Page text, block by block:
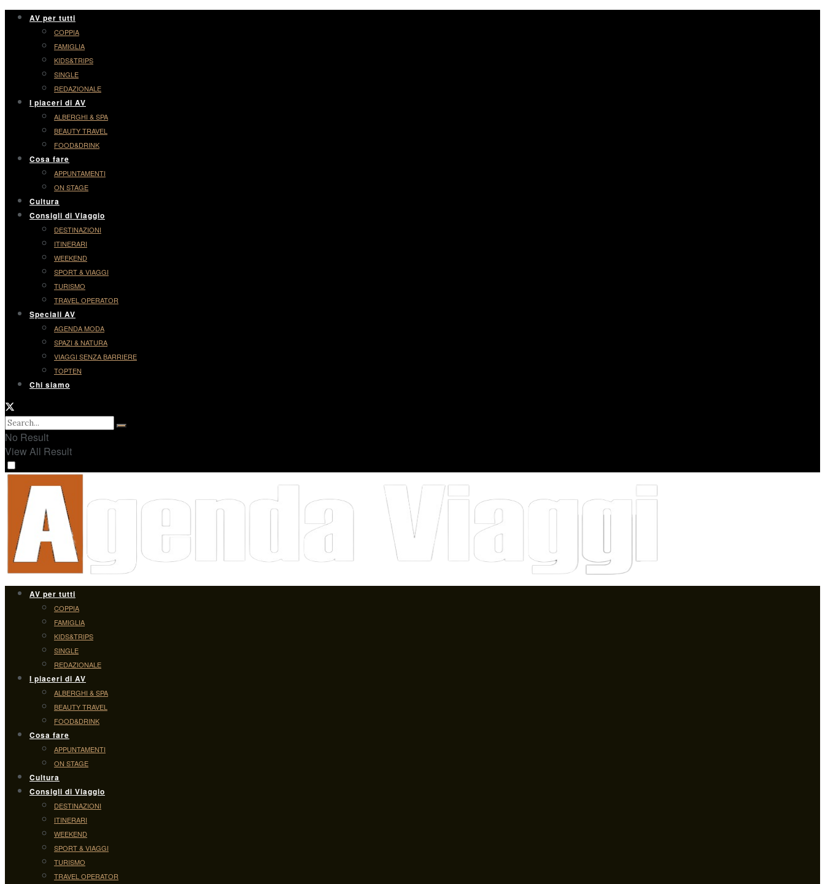
AV per tutti
COPPIA
FAMIGLIA
KIDS&TRIPS
SINGLE
REDAZIONALE
I piaceri di AV
ALBERGHI & SPA
BEAUTY TRAVEL
FOOD&DRINK
Cosa fare
APPUNTAMENTI
ON STAGE
Cultura
Consigli di Viaggio
DESTINAZIONI
ITINERARI
WEEKEND
SPORT & VIAGGI
TURISMO
TRAVEL OPERATOR
Speciali AV
AGENDA MODA
SPAZI & NATURA
VIAGGI SENZA BARRIERE
TOPTEN
Chi siamo
No Result
View All Result
AV per tutti
COPPIA
FAMIGLIA
KIDS&TRIPS
SINGLE
REDAZIONALE
I piaceri di AV
ALBERGHI & SPA
BEAUTY TRAVEL
FOOD&DRINK
Cosa fare
APPUNTAMENTI
ON STAGE
Cultura
Consigli di Viaggio
DESTINAZIONI
ITINERARI
WEEKEND
SPORT & VIAGGI
TURISMO
TRAVEL OPERATOR